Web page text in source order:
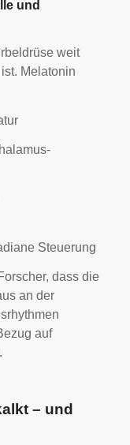
und
weit
Melatonin
Steuerung
dass die
an der
auf
– und